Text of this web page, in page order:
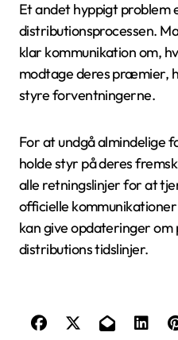
Et andet hyppigt problem
distributionsprocessen.
klar kommunikation om,
modtage deres præmier,
styre forventningerne.
For at undgå almindelige
holde styr på deres
alle retningslinjer for at
officielle
kan give opdateringer
distributions tidslinjer.